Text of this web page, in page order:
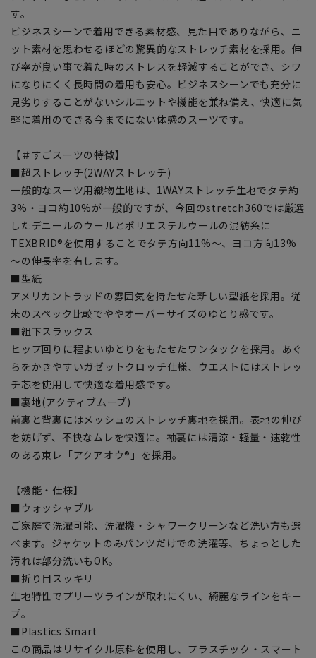
す。
ビジネスシーンで着用できる素材感、見た目でありながら、ニ
ット素材を思わせるほどの驚異的なストレッチ素材を採用。伸
び率が良い事で着た時のストレスを軽減することができ、シワ
になりにくく長時間の着用も安心。ビジネスシーンでも充分に
見劣りすることがないシルエットや機能を兼ね備え、快適に気
軽に着用のできる今までにない体感のスーツです。
【＃すごスーツの特徴】
■超ストレッチ(2WAYストレッチ)
一般的なスーツ用織物生地は、1WAYストレッチ生地でタテ約
3%・ヨコ約10%が一般的ですが、今回のstretch360では厳選
したデニールのウールとポリエステルウールの混紡糸に
TEXBRID®を使用することでタテ方向11%～、ヨコ方向13%
～の伸長率を有します。
■型紙
アメリカントラッドの雰囲気を持たせた新しい型紙を採用。従
来のスペック比較でややオーバーサイズのゆとり感です。
■組下スラックス
ヒップ回りに程よいゆとりをもたせたワンタックを採用。あぐ
らをかきやすいガゼットクロッチ仕様、ウエストにはストレッ
チ芯を使用して快適な着用感です。
■裏地(アクティブムーブ)
前裏と背裏にはメッシュのストレッチ裏地を採用。表地の伸び
を妨げず、不快なムレを快適に。袖裏には清涼・軽量・速乾性
のある東レ「アクアオウ®」を採用。
【機能・仕様】
■ウォッシャブル
ご家庭で洗濯可能、洗濯機・シャワークリーンなど洗い方も選
べます。ジャケットのみパンツだけでの洗濯等、ちょっとした
汚れは部分洗いもOK。
■折り目スッキリ
生地特性でプリーツラインが取れにくい、綺麗なラインをキー
プ。
■Plastics Smart
この商品はリサイクル原料を使用し、プラスチック・スマート